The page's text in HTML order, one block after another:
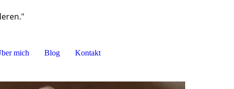
mich Blog Kontakt